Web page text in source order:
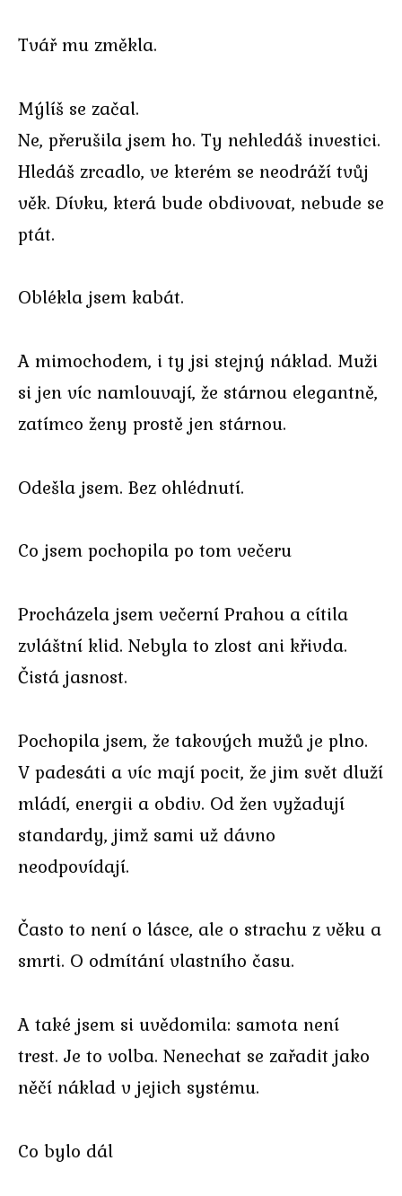
Tvář mu změkla.
Mýlíš se začal.
Ne, přerušila jsem ho. Ty nehledáš investici.
Hledáš zrcadlo, ve kterém se neodráží tvůj
věk. Dívku, která bude obdivovat, nebude se
ptát.
Oblékla jsem kabát.
A mimochodem, i ty jsi stejný náklad. Muži
si jen víc namlouvají, že stárnou elegantně,
zatímco ženy prostě jen stárnou.
Odešla jsem. Bez ohlédnutí.
Co jsem pochopila po tom večeru
Procházela jsem večerní Prahou a cítila
zvláštní klid. Nebyla to zlost ani křivda.
Čistá jasnost.
Pochopila jsem, že takových mužů je plno.
V padesáti a víc mají pocit, že jim svět dluží
mládí, energii a obdiv. Od žen vyžadují
standardy, jimž sami už dávno
neodpovídají.
Často to není o lásce, ale o strachu z věku a
smrti. O odmítání vlastního času.
A také jsem si uvědomila: samota není
trest. Je to volba. Nenechat se zařadit jako
něčí náklad v jejich systému.
Co bylo dál